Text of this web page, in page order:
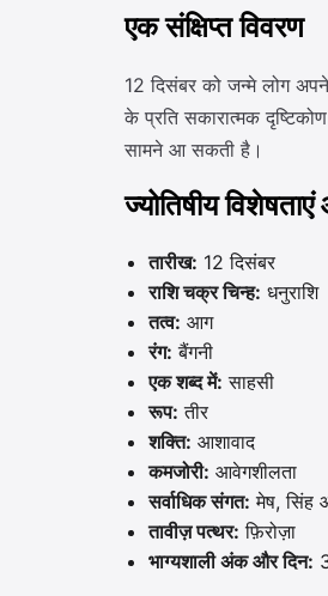
एक संक्षिप्त विवरण
12 दिसंबर को जन्मे लोग
के प्रति सकारात्मक
सामने आ सकती है।
ज्योतिषीय
तारीख: 12 दिसंबर
राशि चक्र चिन्ह: धनुराशि
तत्व: आग
रंग: बैंगनी
एक शब्द में: साहसी
रूप: तीर
शक्ति: आशावाद
कमजोरी: आवेगशीलता
सर्वाधिक संगत: मेष, सिंह
तावीज़ पत्थर: फ़िरोज़ा
भाग्यशाली अंक और दिन: